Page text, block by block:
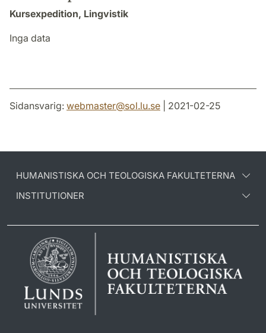
Kursexpedition, Lingvistik
Inga data
Sidansvarig: webmaster@sol.lu.se | 2021-02-25
HUMANISTISKA OCH TEOLOGISKA FAKULTETERNA
INSTITUTIONER